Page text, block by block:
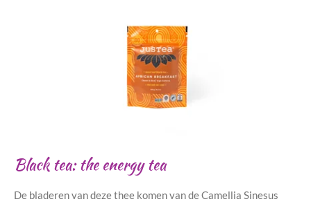
Black tea: the energy tea
De bladeren van deze thee komen van de Camellia Sinesus